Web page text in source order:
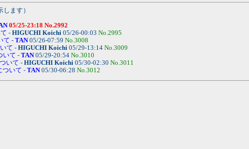
ます）
05/25-23:18 No.2992
- HIGUCHI Koichi 05/26-00:03 No.2995
て - TAN05/26-07:59 No.3008
て - HIGUCHI Koichi 05/29-13:14 No.3009
いて - TAN05/29-20:54 No.3010
いて - HIGUCHI Koichi 05/30-02:30 No.3011
ついて - TAN05/30-06:28 No.3012